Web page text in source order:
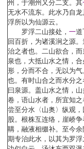
州，于潮州又分二支。其
无水不流东。此水乃自
浮所以为仙源云。
罗浮二山接处， 一
回百折，为诸溪涧之源
治之者也。二山欲合，
泉也，大抵山水之情，
形，分而不合，无以为
也。有时山合之而水分
曰泉源。盖山水之情，
卷，语山水者，所宜知
尝至分水〈山奥〉纵观
股。根株互连络，崖峤
鞲，融液相缀补。至今
期专治此水，以其为罗